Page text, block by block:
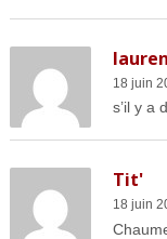
18 juin
s’il y a
Tit'
18 juin